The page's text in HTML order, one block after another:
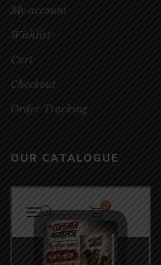
My account
Wishlist
Cart
Checkout
Order Tracking
OUR CATALOGUE